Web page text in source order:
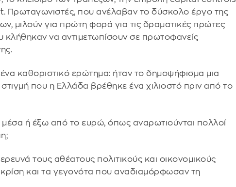
Πρωταγωνιστές, που ανέλαβαν το δύσκολο έργο της
μιλούν για πρώτη φορά για τις δραματικές πρώτες
κλήθηκαν να αντιμετωπίσουν σε πρωτοφανείς
καθοριστικό ερώτημα: ήταν το δημοψήφισμα μια
που η Ελλάδα βρέθηκε ένα χιλιοστό πριν από το
ή έξω από το ευρώ, όπως αναρωτιούνται πολλοί
τους αθέατους πολιτικούς και οικονομικούς
και τα γεγονότα που αναδιαμόρφωσαν τη